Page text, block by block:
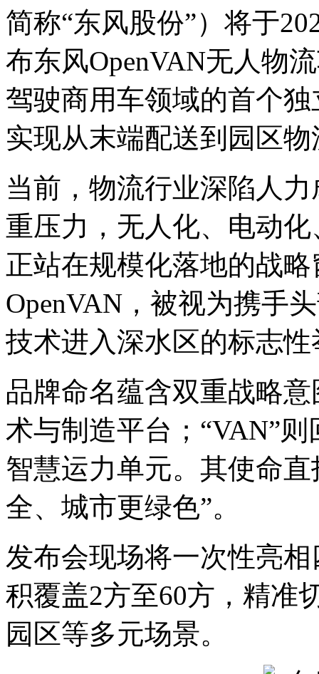
简称“东风股份”）将于
布东风OpenVAN无人物
驾驶商用车领域的首个
实现从末端配送到园区
当前，物流行业深陷人
重压力，无人化、电动
正站在规模化落地的战
OpenVAN，被视为携手
技术进入深水区的标志性
品牌命名蕴含双重战略意
术与制造平台；“VAN”
智慧运力单元。其使命
全、城市更绿色”。
发布会现场将一次性亮
积覆盖2方至60方，精准
园区等多元场景。